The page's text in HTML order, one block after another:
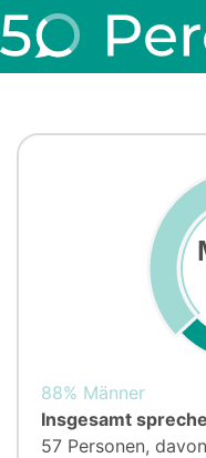
88% Männer
Insgesamt
57 Personen,